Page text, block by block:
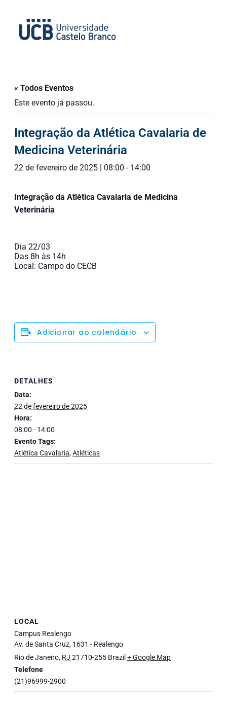
« Todos Eventos
Este evento já passou.
Integração da Atlética Cavalaria de
Medicina Veterinária
22 de fevereiro de 2025 | 08:00 - 14:00
Integração da Atlética Cavalaria de Medicina
Veterinária
Dia 22/03
Das 8h às 14h
Local: Campo do CECB
Adicionar ao calendário
DETALHES
Data:
22 de fevereiro de 2025
Hora:
08:00 - 14:00
Evento Tags:
Atlética Cavalaria,Atléticas
LOCAL
Campus Realengo
Av. de Santa Cruz, 1631 - Realengo
Rio de Janeiro, RJ 21710-255 Brazil + Google Map
Telefone
(21)96999-2900